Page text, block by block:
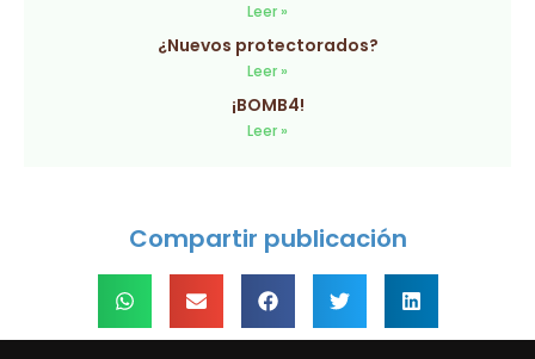
Leer »
¿Nuevos protectorados?
Leer »
¡BOMB4!
Leer »
Compartir publicación